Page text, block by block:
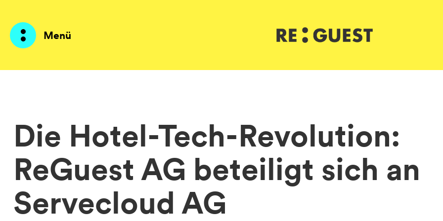
Menü
Lösungen
Preise
Ressourcen
Über mich
Die Hotel-Tech-Revolution:
ReGuest AG beteiligt sich an
Servecloud AG